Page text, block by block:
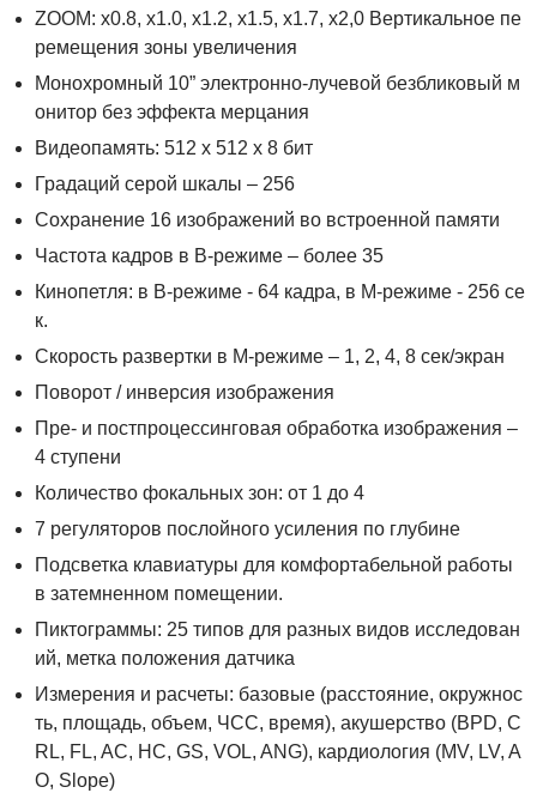
ZOOM: х0.8, х1.0, х1.2, х1.5, х1.7, х2,0 Вертикальное пе
ремещения зоны увеличения
Монохромный 10” электронно-лучевой безбликовый м
онитор без эффекта мерцания
Видеопамять: 512 х 512 х 8 бит
Градаций серой шкалы – 256
Сохранение 16 изображений во встроенной памяти
Частота кадров в В-режиме – более 35
Кинопетля: в В-режиме - 64 кадра, в М-режиме - 256 се
к.
Скорость развертки в М-режиме – 1, 2, 4, 8 сек/экран
Поворот / инверсия изображения
Пре- и постпроцессинговая обработка изображения –
4 ступени
Количество фокальных зон: от 1 до 4
7 регуляторов послойного усиления по глубине
Подсветка клавиатуры для комфортабельной работы
в затемненном помещении.
Пиктограммы: 25 типов для разных видов исследован
ий, метка положения датчика
Измерения и расчеты: базовые (расстояние, окружнос
ть, площадь, объем, ЧСС, время), акушерство (BPD, C
RL, FL, AC, HC, GS, VOL, ANG), кардиология (MV, LV, A
O, Slope)